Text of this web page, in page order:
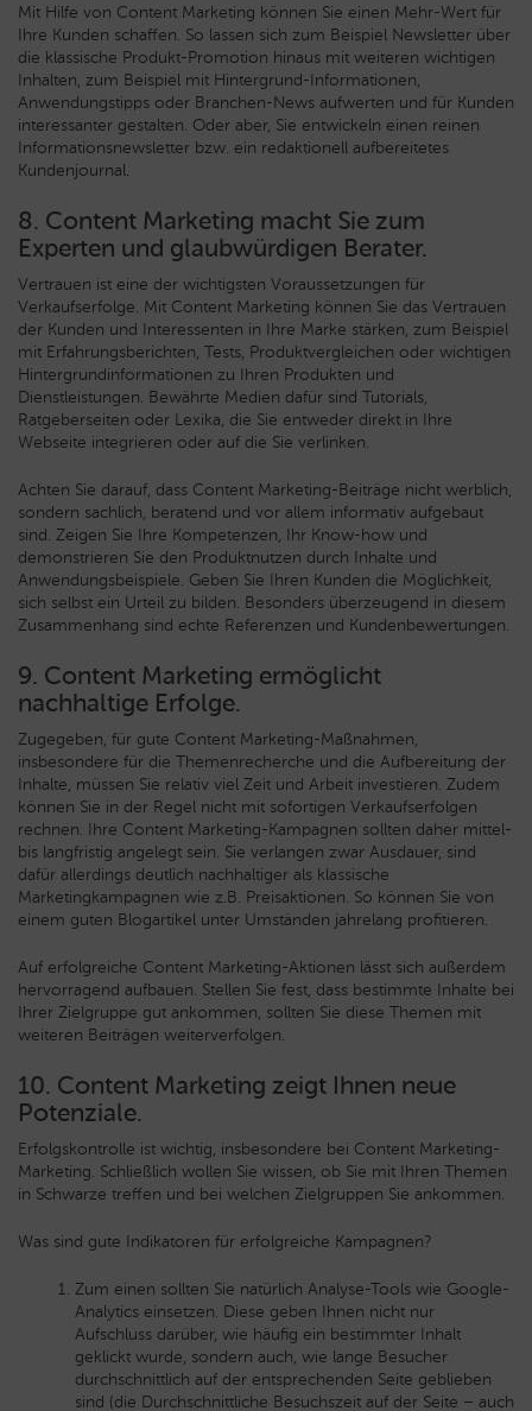
Mit Hilfe von Content Marketing können Sie einen Mehr-Wert für
Ihre Kunden schaffen. So lassen sich zum Beispiel Newsletter über
die klassische Produkt-Promotion hinaus mit weiteren wichtigen
Inhalten, zum Beispiel mit Hintergrund-Informationen,
Anwendungstipps oder Branchen-News aufwerten und für Kunden
interessanter gestalten. Oder aber, Sie entwickeln einen reinen
Informationsnewsletter bzw. ein redaktionell aufbereitetes
Kundenjournal.
8. Content Marketing macht Sie zum
Experten und glaubwürdigen Berater.
Vertrauen ist eine der wichtigsten Voraussetzungen für
Verkaufserfolge. Mit Content Marketing können Sie das Vertrauen
der Kunden und Interessenten in Ihre Marke stärken, zum Beispiel
mit Erfahrungsberichten, Tests, Produktvergleichen oder wichtigen
Hintergrundinformationen zu Ihren Produkten und
Dienstleistungen. Bewährte Medien dafür sind Tutorials,
Ratgeberseiten oder Lexika, die Sie entweder direkt in Ihre
Webseite integrieren oder auf die Sie verlinken.
Achten Sie darauf, dass Content Marketing-Beiträge nicht werblich,
sondern sachlich, beratend und vor allem informativ aufgebaut
sind. Zeigen Sie Ihre Kompetenzen, Ihr Know-how und
demonstrieren Sie den Produktnutzen durch Inhalte und
Anwendungsbeispiele. Geben Sie Ihren Kunden die Möglichkeit,
sich selbst ein Urteil zu bilden. Besonders überzeugend in diesem
Zusammenhang sind echte Referenzen und Kundenbewertungen.
9. Content Marketing ermöglicht
nachhaltige Erfolge.
Zugegeben, für gute Content Marketing-Maßnahmen,
insbesondere für die Themenrecherche und die Aufbereitung der
Inhalte, müssen Sie relativ viel Zeit und Arbeit investieren. Zudem
können Sie in der Regel nicht mit sofortigen Verkaufserfolgen
rechnen. Ihre Content Marketing-Kampagnen sollten daher mittel-
bis langfristig angelegt sein. Sie verlangen zwar Ausdauer, sind
dafür allerdings deutlich nachhaltiger als klassische
Marketingkampagnen wie z.B. Preisaktionen. So können Sie von
einem guten Blogartikel unter Umständen jahrelang profitieren.
Auf erfolgreiche Content Marketing-Aktionen lässt sich außerdem
hervorragend aufbauen. Stellen Sie fest, dass bestimmte Inhalte bei
Ihrer Zielgruppe gut ankommen, sollten Sie diese Themen mit
weiteren Beiträgen weiterverfolgen.
10. Content Marketing zeigt Ihnen neue
Potenziale.
Erfolgskontrolle ist wichtig, insbesondere bei Content Marketing-
Marketing. Schließlich wollen Sie wissen, ob Sie mit Ihren Themen
in Schwarze treffen und bei welchen Zielgruppen Sie ankommen.
Was sind gute Indikatoren für erfolgreiche Kampagnen?
Zum einen sollten Sie natürlich Analyse-Tools wie Google-
Analytics einsetzen. Diese geben Ihnen nicht nur
Aufschluss darüber, wie häufig ein bestimmter Inhalt
geklickt wurde, sondern auch, wie lange Besucher
durchschnittlich auf der entsprechenden Seite geblieben
sind (die Durchschnittliche Besuchszeit auf der Seite – auch